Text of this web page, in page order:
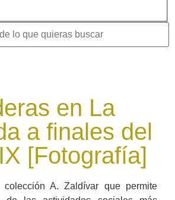
en La
a finales del
[Fotografía]
colección A. Zaldívar que permite